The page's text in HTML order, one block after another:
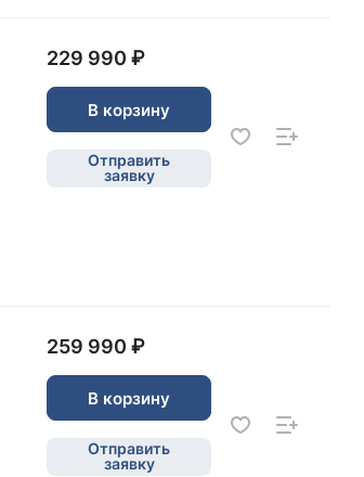
229 990 ₽
В корзину
Отправить
заявку
259 990 ₽
В корзину
Отправить
заявку